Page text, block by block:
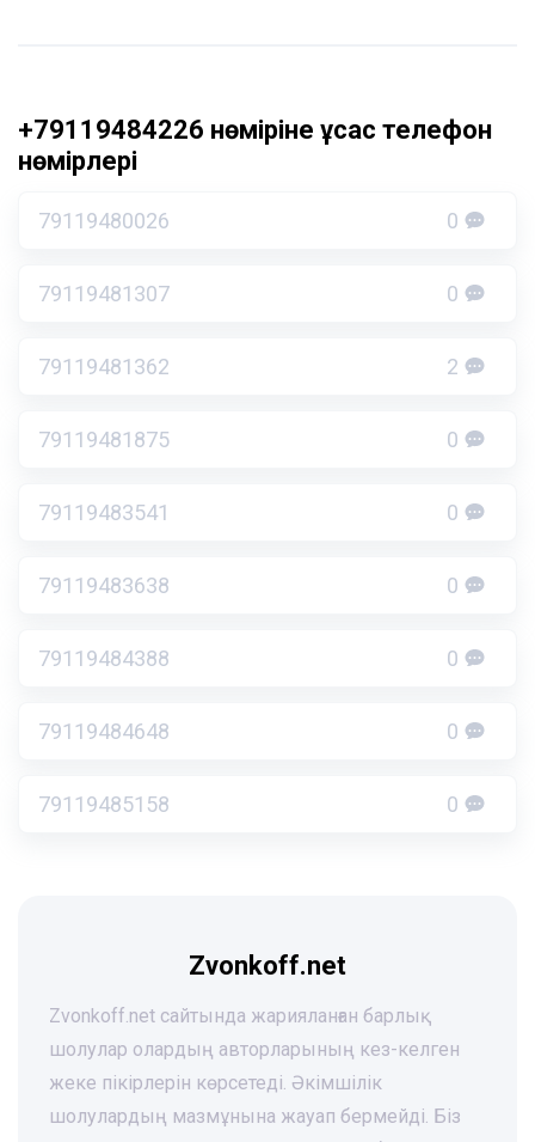
+79119484226 нөміріне ұқсас телефон
нөмірлері
79119480026 0
79119481307 0
79119481362 2
79119481875 0
79119483541 0
79119483638 0
79119484388 0
79119484648 0
79119485158 0
Zvonkoff.net
Zvonkoff.net сайтында жарияланған барлық
шолулар олардың авторларының кез-келген
жеке пікірлерін көрсетеді. Әкімшілік
шолулардың мазмұнына жауап бермейді. Біз